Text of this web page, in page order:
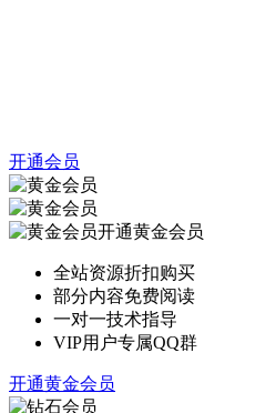
开通会员
开通黄金会员
全站资源折扣购买
部分内容免费阅读
一对一技术指导
VIP用户专属QQ群
开通黄金会员